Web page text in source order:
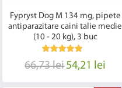
Fypryst Dog M 134 mg, pipete
antiparazitare caini talie medie
(10 - 20 kg), 3 buc
66,73 lei54,21 lei